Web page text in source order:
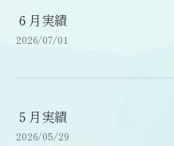
６月実績
2026/07/01
５月実績
2026/05/29